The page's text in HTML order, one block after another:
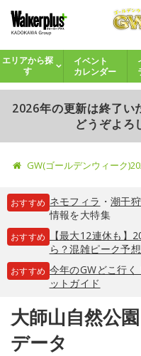
エリアから探
す
イベント
カレンダー
2026年の更新は終了い
どうぞよろ
GW(ゴールデンウィーク
おすすめ ネモフィラ ・ 潮干
情報を大特集
おすすめ
【最大12連休も】
ら？混雑ピーク予
おすすめ 今年のGWどこ行
ットガイド
大師山自然公
データ